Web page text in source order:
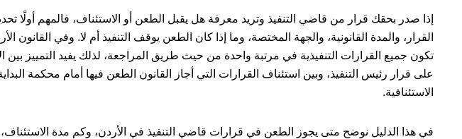
إذا صدر بحقك قرار من قاضي التنفيذ وتريد معرفة هل يقبل الطعن أو الاستئناف، فالمهم أولًا
القرار، والمدة القانونية، والجهة المختصة، وما إذا كان الطعن يوقف التنفيذ أم لا. وفي القانون
تكون جميع القرارات التنفيذية في مرتبة واحدة من حيث طريق المراجعة، لذلك يفيد التمييز بين
على قرار رئيس التنفيذ، وبين استئناف القرارات التي أجاز القانون الطعن فيها أمام محكمة
الاستئنافية.
في هذا الدليل نوضح متى يجوز الطعن في قرارات قاضي التنفيذ في الأردن، وكم مدة